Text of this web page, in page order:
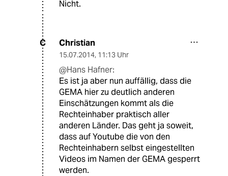
Nicht.
C Christian
15.07.2014, 11:13 Uhr
@Hans Hafner:
Es ist ja aber nun auffällig, dass die
GEMA hier zu deutlich anderen
Einschätzungen kommt als die
Rechteinhaber praktisch aller
anderen Länder. Das geht ja soweit,
dass auf Youtube die von den
Rechteinhabern selbst eingestellten
Videos im Namen der GEMA gesperrt
werden.